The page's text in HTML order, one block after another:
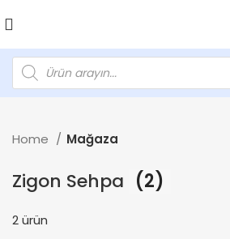
Home Mağaza
Zigon Sehpa (2)
2 ürün